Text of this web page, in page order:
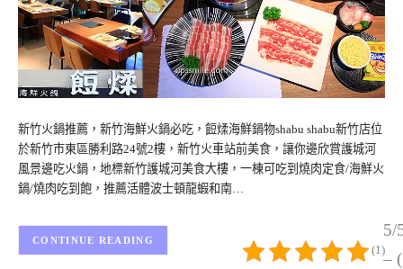
新竹火鍋推薦，新竹海鮮火鍋必吃，餖煣海鮮鍋物shabu shabu新竹店位
於新竹市東區勝利路24號2樓，新竹火車站前美食，讓你邊欣賞護城河
風景邊吃火鍋，地標新竹護城河美食大樓，一棟可吃到燒肉定食/海鮮火
鍋/燒肉吃到飽，推薦活體波士頓龍蝦和南…
5/
–
(1)
CONTINUE READING